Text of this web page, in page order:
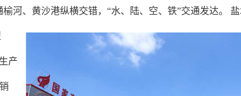
河、黄沙港纵横交错，“水、陆、空、铁”交通发达。
产